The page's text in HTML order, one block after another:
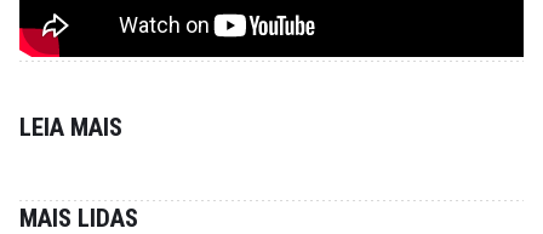
LEIA MAIS
MAIS LIDAS